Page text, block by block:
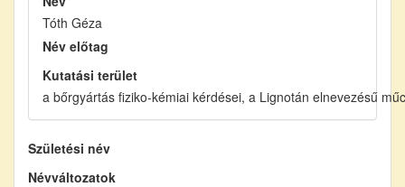
Tóth Géza
Név előtag
Kutatási terület
a bőrgyártás fiziko-kémiai kérdései, a Lignotán elnevezésű
Születési név
Névváltozatok